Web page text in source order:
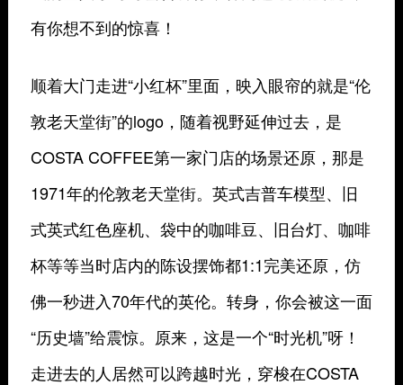
有你想不到的惊喜！
顺着大门走进“小红杯”里面，映入眼帘的就是“伦
敦老天堂街”的logo，随着视野延伸过去，是
COSTA COFFEE第一家门店的场景还原，那是
1971年的伦敦老天堂街。英式吉普车模型、旧
式英式红色座机、袋中的咖啡豆、旧台灯、咖啡
杯等等当时店内的陈设摆饰都1:1完美还原，仿
佛一秒进入70年代的英伦。转身，你会被这一面
“历史墙”给震惊。原来，这是一个“时光机”呀！
走进去的人居然可以跨越时光，穿梭在COSTA